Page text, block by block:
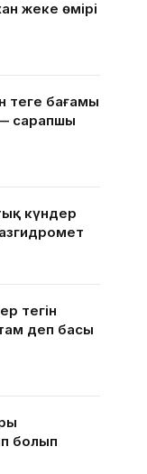
жеке өмірі
теңге бағамы
сарапшы
күндер
тегін
деп басы
болып